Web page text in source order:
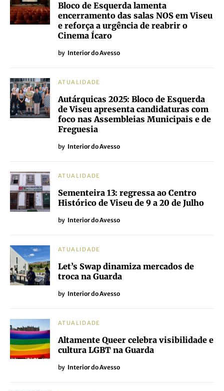
Bloco de Esquerda lamenta
encerramento das salas NOS em Viseu
e reforça a urgência de reabrir o
Cinema Ícaro
by Interior do Avesso
ATUALIDADE
Autárquicas 2025: Bloco de Esquerda
de Viseu apresenta candidaturas com
foco nas Assembleias Municipais e de
Freguesia
by Interior do Avesso
ATUALIDADE
Sementeira 13: regressa ao Centro
Histórico de Viseu de 9 a 20 de Julho
by Interior do Avesso
ATUALIDADE
Let’s Swap dinamiza mercados de
troca na Guarda
by Interior do Avesso
ATUALIDADE
Altamente Queer celebra visibilidade e
cultura LGBT na Guarda
by Interior do Avesso